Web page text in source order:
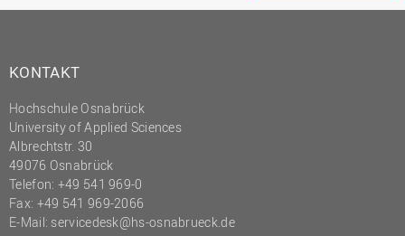
Studium und Lehre
KONTAKT
Hochschule Osnabrück
University of Applied Sciences
Albrechtstr. 30
49076 Osnabrück
Telefon: +49 541 969-0
Fax: +49 541 969-2066
E-Mail: servicedesk@hs-osnabrueck.de